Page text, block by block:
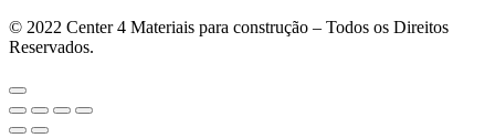
© 2022 Center 4 Materiais para construção – Todos os Direitos
Reservados.